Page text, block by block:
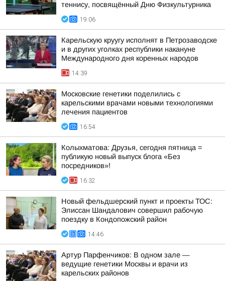
теннису, посвящённый Дню Физкультурника
19:06
Карельскую круугу исполнят в Петрозаводске
и в других уголках республики накануне
Международного дня коренных народов
14:39
Московские генетики поделились с
карельскими врачами новыми технологиями
лечения пациентов
16:54
Колыхматова: Друзья, сегодня пятница =
публикую новый выпуск блога «Без
посредников»!
16:32
Новый фельдшерский пункт и проекты ТОС:
Элиссан Шандалович совершил рабочую
поездку в Кондопожский район
14:46
Артур Парфенчиков: В одном зале —
ведущие генетики Москвы и врачи из
карельских районов